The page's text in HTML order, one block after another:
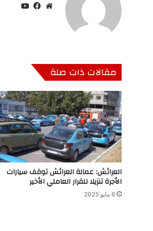
موق في
مقالات ذات صلة
العرائش: عمالة العرائش توقف سيارات
الأجرة تنزيلا للقرار العاملي الأخير
6 مايو 2025